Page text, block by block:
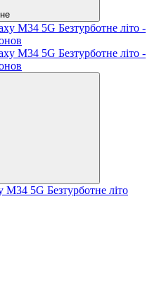
M34 5G Безтурботне літо